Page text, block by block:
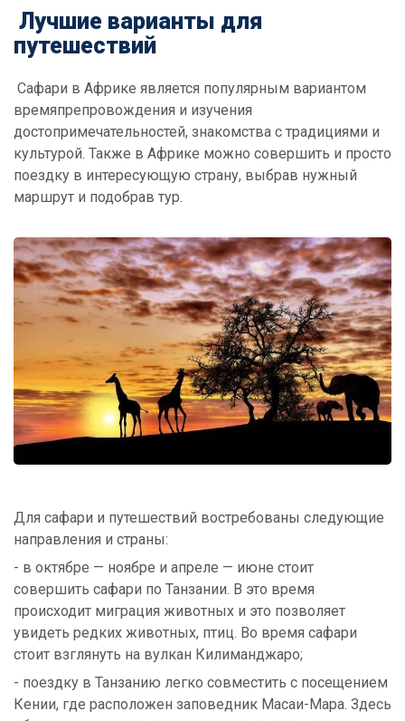
Лучшие варианты для
путешествий
Сафари в Африке является популярным вариантом
времяпрепровождения и изучения
достопримечательностей, знакомства с традициями и
культурой. Также в Африке можно совершить и просто
поездку в интересующую страну, выбрав нужный
маршрут и подобрав тур.
Для сафари и путешествий востребованы следующие
направления и страны:
- в октябре — ноябре и апреле — июне стоит
совершить сафари по Танзании. В это время
происходит миграция животных и это позволяет
увидеть редких животных, птиц. Во время сафари
стоит взглянуть на вулкан Килиманджаро;
- поездку в Танзанию легко совместить с посещением
Кении, где расположен заповедник Масаи-Мара. Здесь